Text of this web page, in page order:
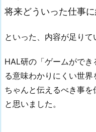
将来どういった仕事
といった、内容が足りて
HAL研の「ゲームがで
る意味わかりにくい世
ちゃんと伝えるべき事
と思いました。